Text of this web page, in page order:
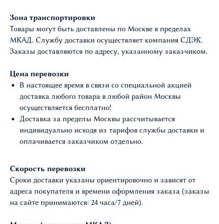
Зона транспортировки
Товары могут быть доставлены по Москве в пределах
МКАД. Службу доставки осуществляет компания СДЭК.
Заказы доставляются по адресу, указанному заказчиком.
Цена перевозки
В настоящее время в связи со специальной акцией
доставка любого товара в любой район Москвы
осуществляется бесплатно!
Доставка за пределы Москвы рассчитывается
индивидуально исходя из тарифов службы доставки и
оплачивается заказчиком отдельно.
Скорость перевозки
Сроки доставки указаны ориентировочно и зависят от
адреса покупателя и времени оформления заказа (заказы
на сайте принимаются: 24 часа/7 дней).